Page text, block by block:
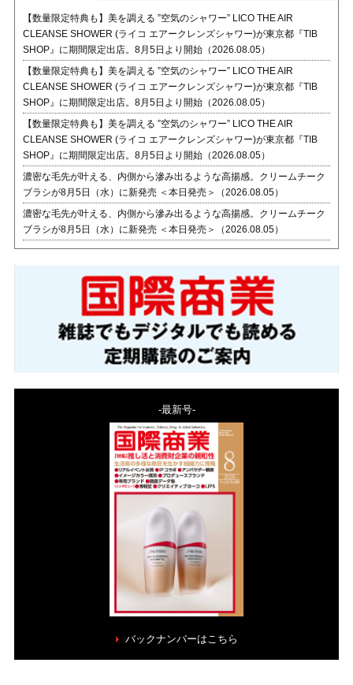
【数量限定特典も】美を調える ”空気のシャワー” LICO THE AIR
CLEANSE SHOWER (ライコ エアークレンズシャワー)が東京都『TIB
SHOP』に期間限定出店。8月5日より開始（2026.08.05）
【数量限定特典も】美を調える ”空気のシャワー” LICO THE AIR
CLEANSE SHOWER (ライコ エアークレンズシャワー)が東京都『TIB
SHOP』に期間限定出店。8月5日より開始（2026.08.05）
【数量限定特典も】美を調える ”空気のシャワー” LICO THE AIR
CLEANSE SHOWER (ライコ エアークレンズシャワー)が東京都『TIB
SHOP』に期間限定出店。8月5日より開始（2026.08.05）
濃密な毛先が叶える、内側から滲み出るような高揚感。クリームチーク
ブラシが8月5日（水）に新発売 ＜本日発売＞（2026.08.05）
濃密な毛先が叶える、内側から滲み出るような高揚感。クリームチーク
ブラシが8月5日（水）に新発売 ＜本日発売＞（2026.08.05）
-最新号-
バックナンバーはこちら